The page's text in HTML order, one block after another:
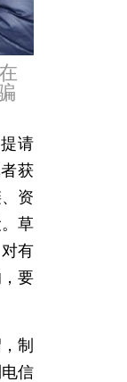
请
获
资
草
有
要
制
信